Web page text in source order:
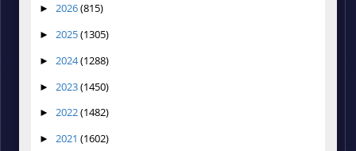
► 2026(815)
► 2025(1305)
► 2024(1288)
► 2023(1450)
► 2022(1482)
► 2021 (1602)